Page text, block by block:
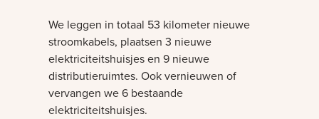
We leggen in totaal 53 kilometer nieuwe
stroomkabels, plaatsen 3 nieuwe
elektriciteitshuisjes en 9 nieuwe
distributieruimtes. Ook vernieuwen of
vervangen we 6 bestaande
elektriciteitshuisjes.